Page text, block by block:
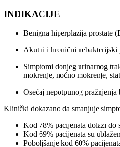
INDIKACIJE
Benigna hiperplazija prostate
Akutni i hronični nebakterijski
Simptomi donjeg urinarnog
mokrenje, noćno mokrenje,
Osećaj nepotpunog pražnjenja
Klinički dokazano da smanjuje
Kod 78% pacijenata dolazi do
Kod 69% pacijenata su
Poboljšanje kod 60%